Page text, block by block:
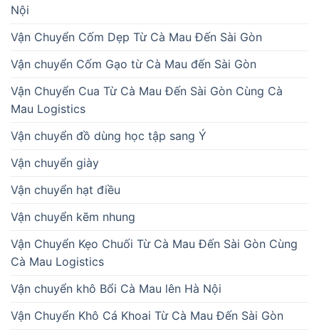
Nội
Vận Chuyển Cốm Dẹp Từ Cà Mau Đến Sài Gòn
Vận chuyển Cốm Gạo từ Cà Mau đến Sài Gòn
Vận Chuyển Cua Từ Cà Mau Đến Sài Gòn Cùng Cà
Mau Logistics
Vận chuyển đồ dùng học tập sang Ý
Vận chuyển giày
Vận chuyển hạt điều
Vận chuyển kẽm nhung
Vận Chuyển Kẹo Chuối Từ Cà Mau Đến Sài Gòn Cùng
Cà Mau Logistics
Vận chuyển khô Bổi Cà Mau lên Hà Nội
Vận Chuyển Khô Cá Khoai Từ Cà Mau Đến Sài Gòn